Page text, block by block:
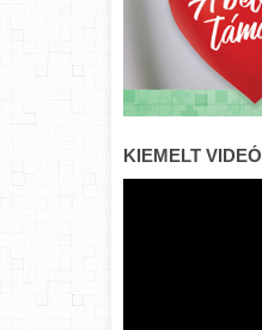
KIEMELT VIDEÓ